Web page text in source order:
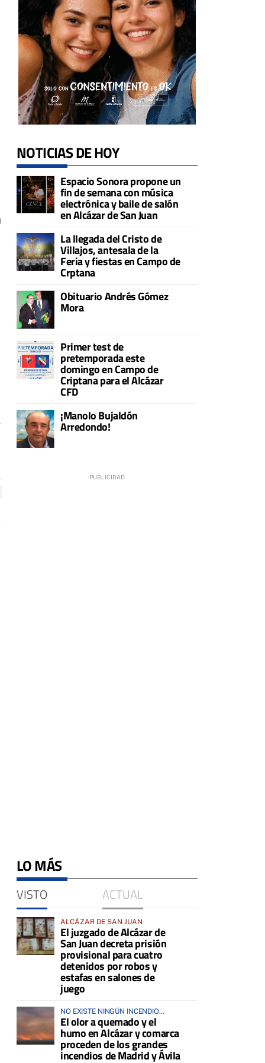
NOTICIAS DE HOY
Espacio Sonora propone un
fin de semana con música
electrónica y baile de salón
en Alcázar de San Juan
La llegada del Cristo de
Villajos, antesala de la
Feria y fiestas en Campo de
Crptana
Obituario Andrés Gómez
Mora
Primer test de
pretemporada este
domingo en Campo de
Criptana para el Alcázar
CFD
¡Manolo Bujaldón
Arredondo!
LO MÁS
VISTO ACTUAL
ALCÁZAR DE SAN JUAN
El juzgado de Alcázar de
San Juan decreta prisión
provisional para cuatro
detenidos por robos y
estafas en salones de
juego
NO EXISTE NINGÚN INCENDIO
ACTIVO EN LA COMARCA
El olor a quemado y el
humo en Alcázar y comarca
proceden de los grandes
incendios de Madrid y Ávila